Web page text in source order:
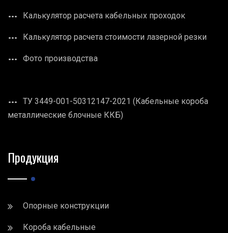
Калькулятор расчета кабельных проходок
Калькулятор расчета стоимости лазерной резки
Фото производства
ТУ 3449-001-50312147-2021 (Кабельные короба
металлические блочные ККБ)
Продукция
Опорные конструкции
Короба кабельные